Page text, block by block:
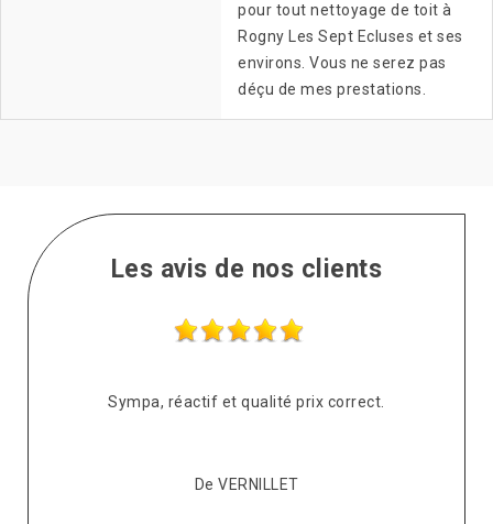
pour tout nettoyage de toit à
Rogny Les Sept Ecluses et ses
environs. Vous ne serez pas
déçu de mes prestations.
Les avis de nos clients
Sympa, réactif et qualité prix correct.
De VERNILLET